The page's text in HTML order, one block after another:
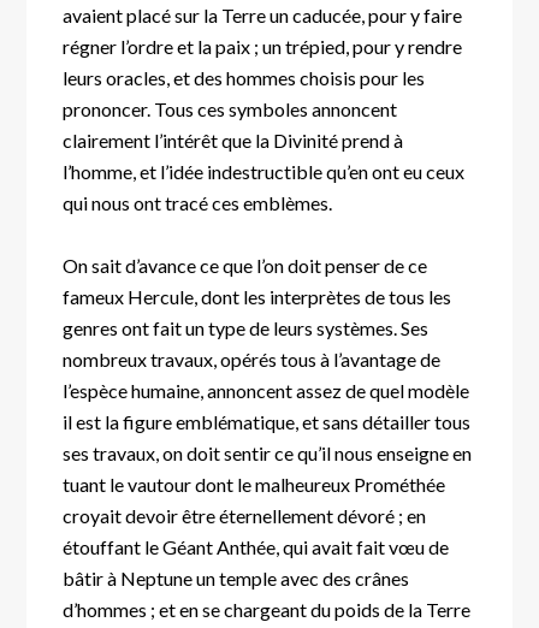
avaient placé sur la Terre un caducée, pour y faire
régner l’ordre et la paix ; un trépied, pour y rendre
leurs oracles, et des hommes choisis pour les
prononcer. Tous ces symboles annoncent
clairement l’intérêt que la Divinité prend à
l’homme, et l’idée indestructible qu’en ont eu ceux
qui nous ont tracé ces emblèmes.
On sait d’avance ce que l’on doit penser de ce
fameux Hercule, dont les interprètes de tous les
genres ont fait un type de leurs systèmes. Ses
nombreux travaux, opérés tous à l’avantage de
l’espèce humaine, annoncent assez de quel modèle
il est la figure emblématique, et sans détailler tous
ses travaux, on doit sentir ce qu’il nous enseigne en
tuant le vautour dont le malheureux Prométhée
croyait devoir être éternellement dévoré ; en
étouffant le Géant Anthée, qui avait fait vœu de
bâtir à Neptune un temple avec des crânes
d’hommes ; et en se chargeant du poids de la Terre